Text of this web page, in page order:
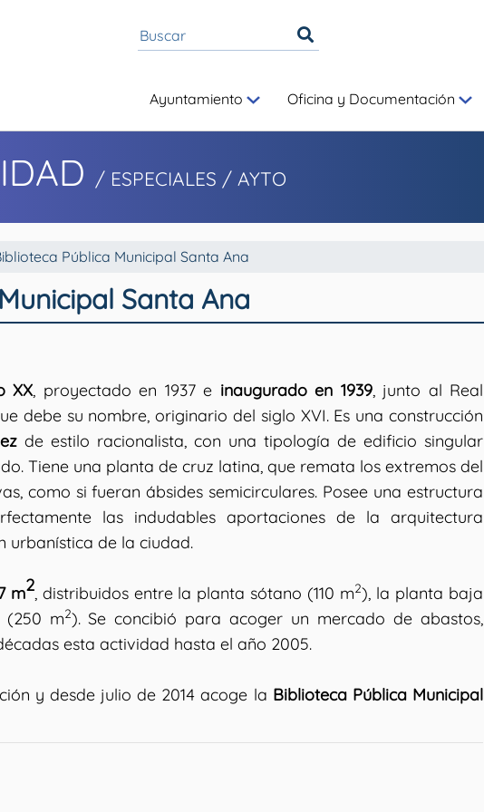
Ayuntamiento Oficina y Documentación
/ ESPECIALES / AYTO
Pública Municipal Santa Ana
Santa Ana
XX, proyectado en 1937 e inaugurado en 1939, junto al Real
debe su nombre, originario del siglo XVI. Es una construcción
de estilo racionalista, con una tipología de edificio singular
Tiene una planta de cruz latina, que remata los extremos del
como si fueran ábsides semicirculares. Posee una estructura
las indudables aportaciones de la arquitectura
urbanística de la ciudad.
m2, distribuidos entre la planta sótano (110 m2), la planta baja
m2). Se concibió para acoger un mercado de abastos,
esta actividad hasta el año 2005.
y desde julio de 2014 acoge la Biblioteca Pública Municipal